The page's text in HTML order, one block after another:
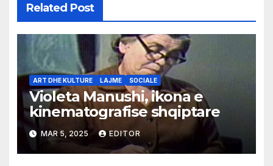
Related Post
ART DHE KULTURE LAJME SOCIALE
Violeta Manushi, ikona e
kinematografise shqiptare
MAR 5, 2025 EDITOR